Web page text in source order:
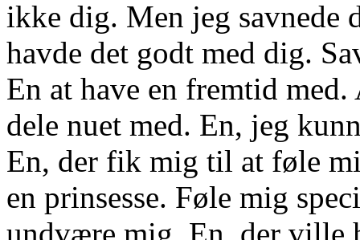
ikke dig. Men jeg savnede
havde det godt med dig.
En at have en fremtid
dele nuet med. En, jeg
En, der fik mig til at føle
en prinsesse. Føle mig
undvære mig. En, der ville